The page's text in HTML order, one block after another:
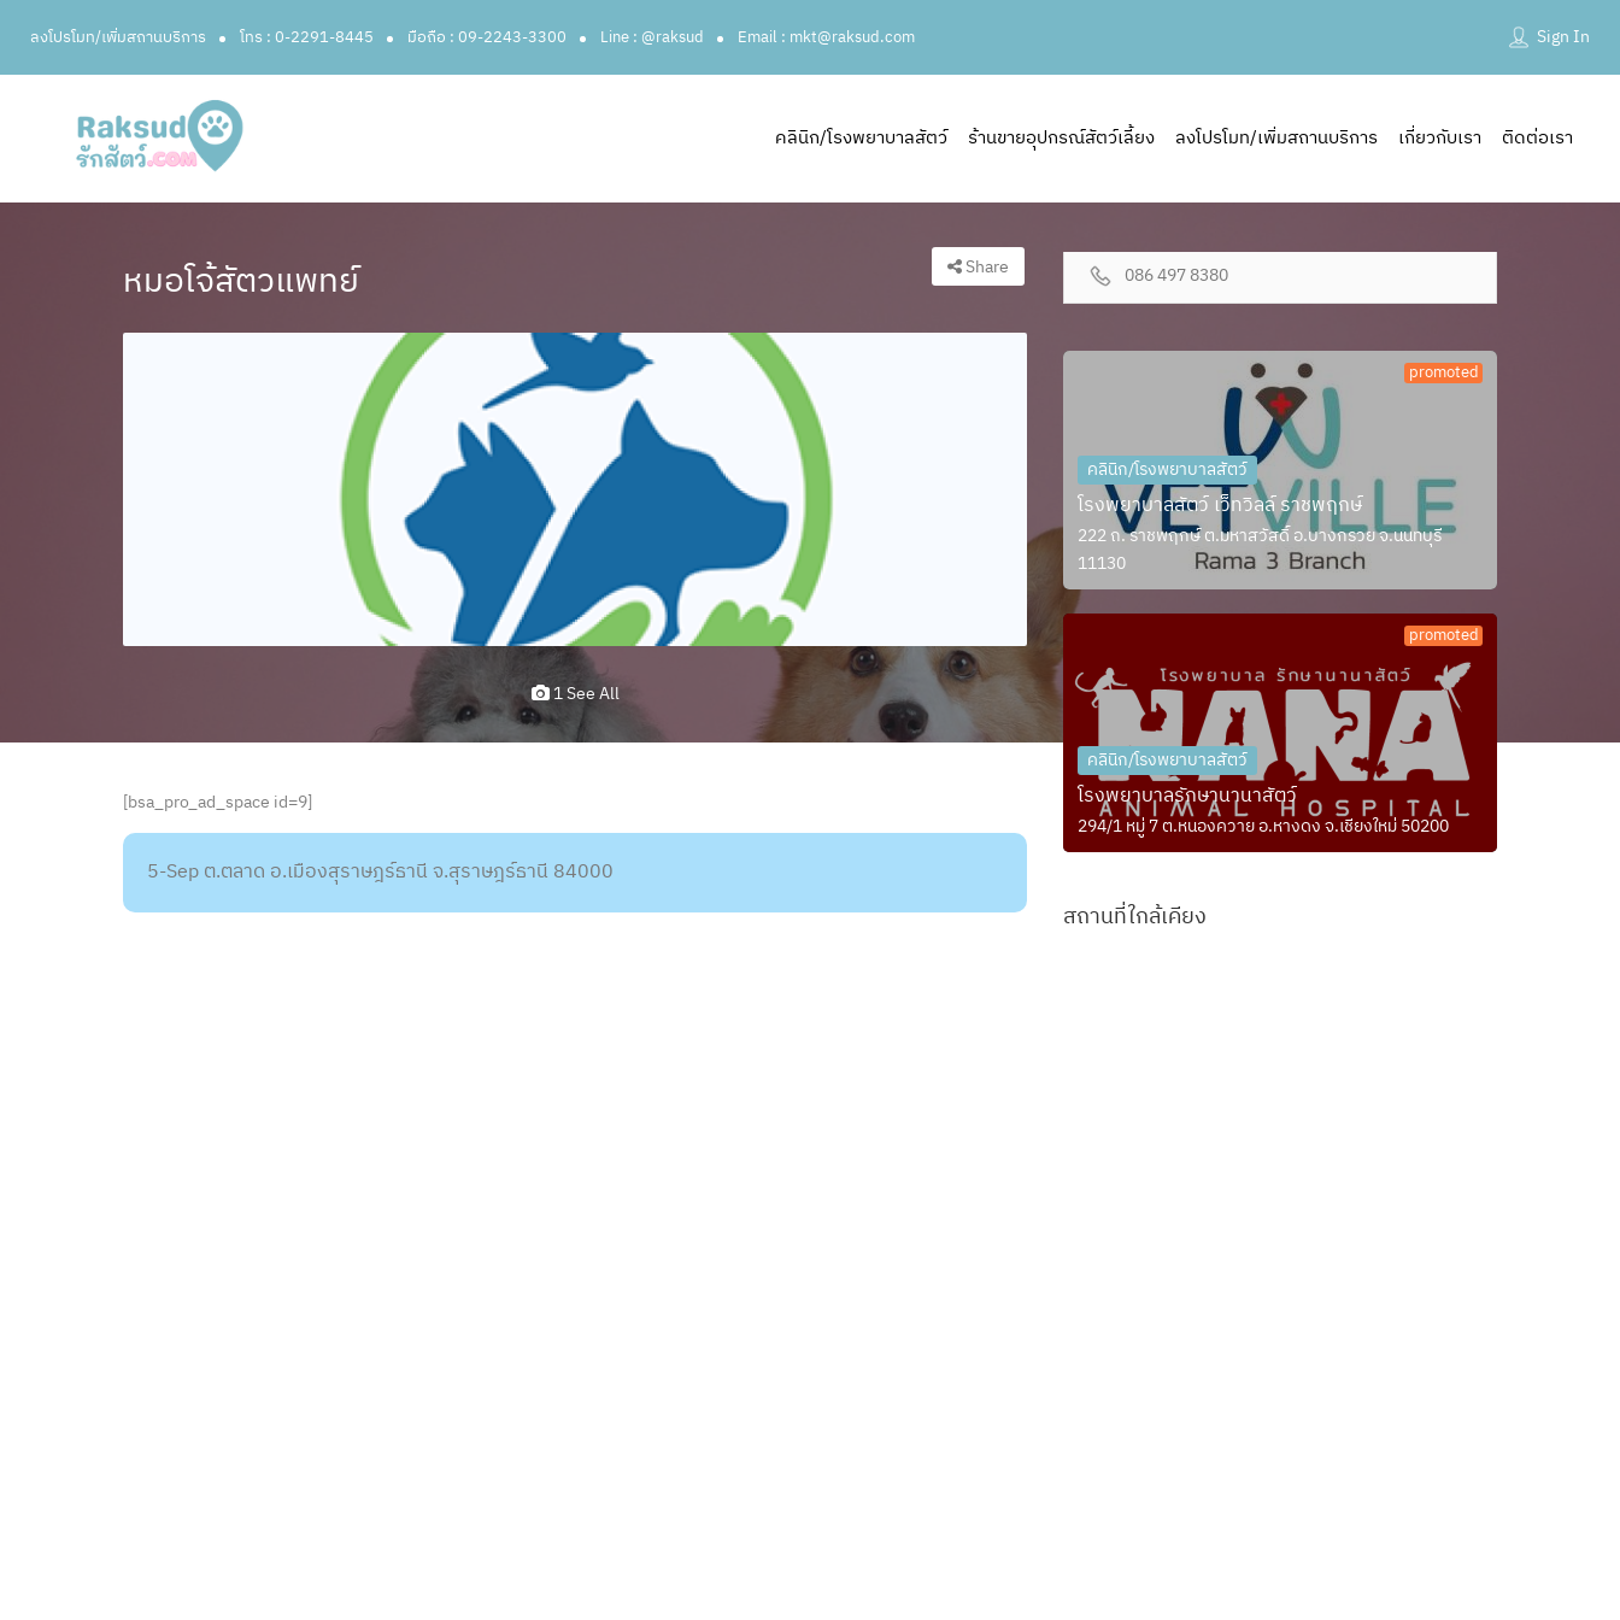
ลงโปรโมท/เพิ่มสถานบริการ โทร : 0-2291-8445 มือถือ : 09-2243-3300 Line : @raksud Email : mkt@raksud.com Sign In
คลินิก/โรงพยาบาลสัตว์ ร้านขายอุปกรณ์สัตว์เลี้ยง ลงโปรโมท/เพิ่มสถานบริการ เกี่ยวกับเรา ติดต่อเรา
หมอโจ้สัตวแพทย์ Share
1 See All
[bsa_pro_ad_space id=9]
5-Sep ต.ตลาด อ.เมืองสุราษฎร์ธานี จ.สุราษฎร์ธานี 84000
086 497 8380
promoted
คลินิก/โรงพยาบาลสัตว์
โรงพยาบาลสัตว์ เว็ทวิลล์ ราชพฤกษ์
222 ถ. ราชพฤกษ์ ต.มหาสวัสดิ์ อ.บางกรวย จ.นนทบุรี
11130
promoted
คลินิก/โรงพยาบาลสัตว์
โรงพยาบาลรักษานานาสัตว์
294/1 หมู่ 7 ต.หนองควาย อ.หางดง จ.เชียงใหม่ 50200
สถานที่ใกล้เคียง